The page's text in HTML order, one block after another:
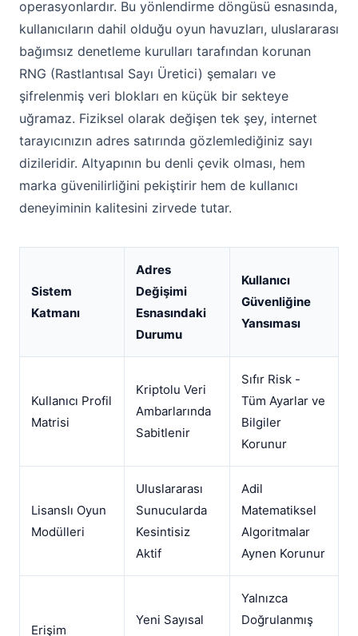
operasyonlardır. Bu yönlendirme döngüsü esnasında,
kullanıcıların dahil olduğu oyun havuzları, uluslararası
bağımsız denetleme kurulları tarafından korunan
RNG (Rastlantısal Sayı Üretici) şemaları ve
şifrelenmiş veri blokları en küçük bir sekteye
uğramaz. Fiziksel olarak değişen tek şey, internet
tarayıcınızın adres satırında gözlemlediğiniz sayı
dizileridir. Altyapının bu denli çevik olması, hem
marka güvenilirliğini pekiştirir hem de kullanıcı
deneyiminin kalitesini zirvede tutar.
Sistem
Katmanı
Adres
Değişimi
Esnasındaki
Durumu
Kullanıcı
Güvenliğine
Yansıması
Kullanıcı Profil
Matrisi
Kriptolu Veri
Ambarlarında
Sabitlenir
Sıfır Risk -
Tüm Ayarlar ve
Bilgiler
Korunur
Lisanslı Oyun
Modülleri
Uluslararası
Sunucularda
Kesintisiz
Aktif
Adil
Matematiksel
Algoritmalar
Aynen Korunur
Erişim
Yeni Sayısal
Yalnızca
Doğrulanmış